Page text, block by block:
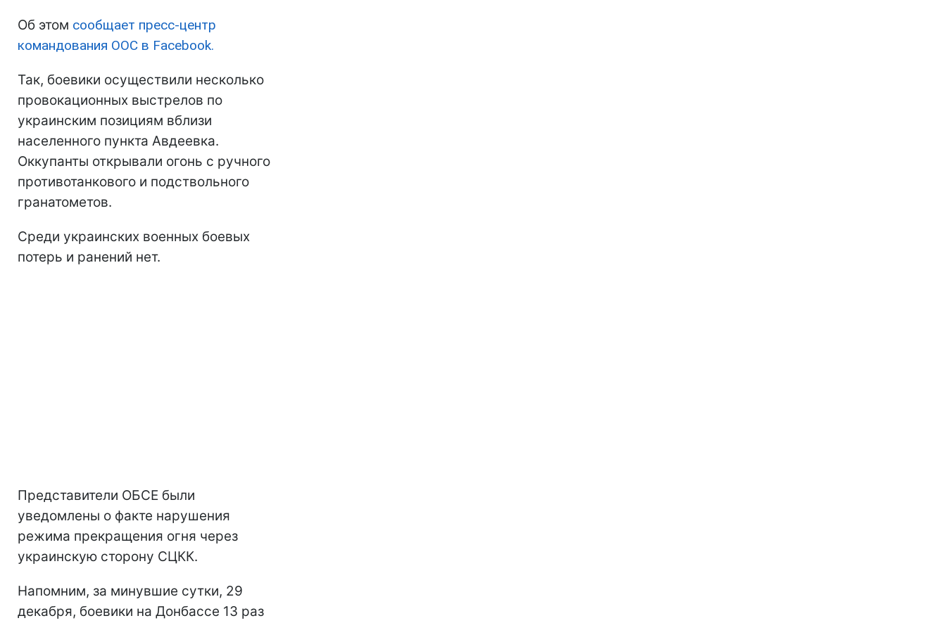
Об этом сообщает пресс-центр
командования ООС в Facebook.
Так, боевики осуществили несколько
провокационных выстрелов по
украинским позициям вблизи
населенного пункта Авдеевка.
Оккупанты открывали огонь с ручного
противотанкового и подствольного
гранатометов.
Среди украинских военных боевых
потерь и ранений нет.
Представители ОБСЕ были
уведомлены о факте нарушения
режима прекращения огня через
украинскую сторону СЦКК.
Напомним, за минувшие сутки, 29
декабря, боевики на Донбассе 13 раз